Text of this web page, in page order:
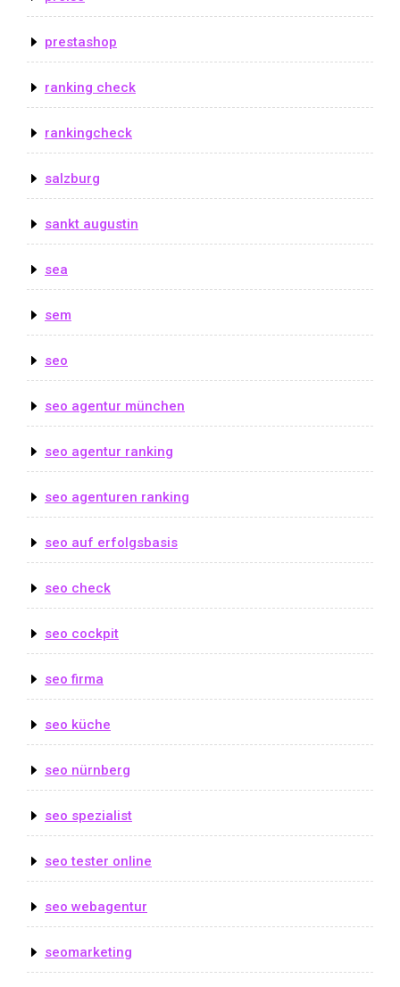
prestashop
ranking check
rankingcheck
salzburg
sankt augustin
sea
sem
seo
seo agentur münchen
seo agentur ranking
seo agenturen ranking
seo auf erfolgsbasis
seo check
seo cockpit
seo firma
seo küche
seo nürnberg
seo spezialist
seo tester online
seo webagentur
seomarketing